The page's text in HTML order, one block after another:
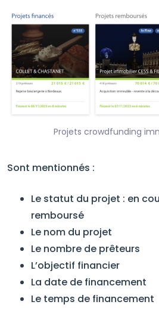
Projets crowdfunding
Sont mentionnés :
Le statut du projet : en
remboursé
Le nom du projet
Le nombre de prêteurs
L’objectif financier
La date de financement
Le temps de financement